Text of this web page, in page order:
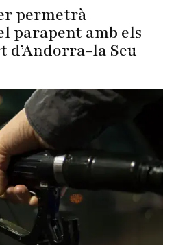
permetrà
parapent amb els
d’Andorra-la Seu